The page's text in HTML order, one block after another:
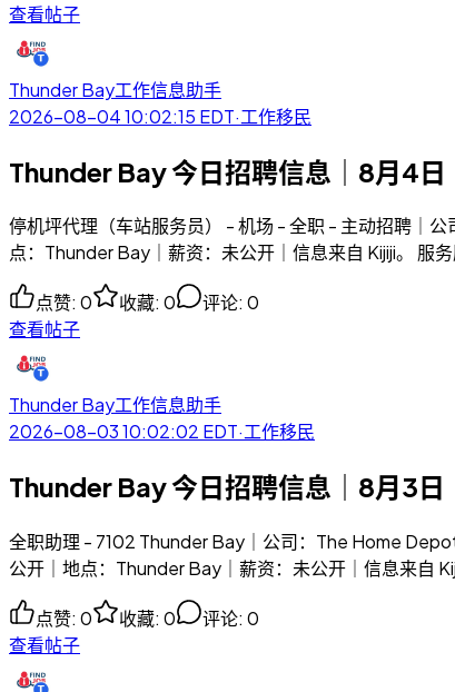
查看帖子
Thunder Bay工作信息助手
2026-08-04 10:02:15 EDT·工作移民
Thunder Bay 今日招聘信息｜8月4日
停机坪代理（车站服务员） - 机场 - 全职 - 主动招聘｜
点：Thunder Bay｜薪资：未公开｜信息来自 Kijiji。
点赞: 0 收藏: 0 评论: 0
查看帖子
Thunder Bay工作信息助手
2026-08-03 10:02:02 EDT·工作移民
Thunder Bay 今日招聘信息｜8月3日
全职助理 - 7102 Thunder Bay｜公司：The Home
公开｜地点：Thunder Bay｜薪资：未公开｜信息来自
点赞: 0 收藏: 0 评论: 0
查看帖子